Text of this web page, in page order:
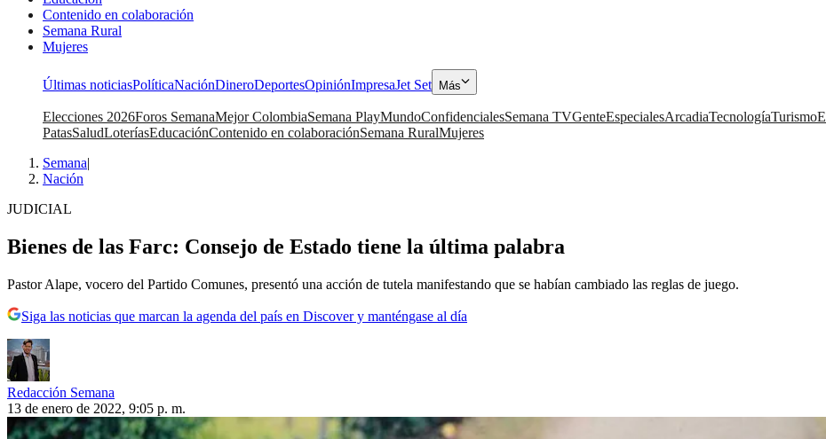
Contenido en colaboración
Semana Rural
Mujeres
Últimas noticiasPolíticaNaciónDineroDeportesOpiniónImpresaJet Set Más
Elecciones 2026Foros SemanaMejor ColombiaSemana PlayMundoConfidencialesSemana TVGenteEspecialesArcadiaTecnologíaTurismo
PatasSaludLoteríasEducaciónContenido en colaboraciónSemana RuralMujeres
Semana|
Nación
JUDICIAL
Bienes de las Farc: Consejo de Estado tiene la última palabra
Pastor Alape, vocero del Partido Comunes, presentó una acción de tutela manifestando que se habían cambiado las reglas de juego.
Siga las noticias que marcan la agenda del país en Discover y manténgase al día
Redacción Semana
13 de enero de 2022, 9:05 p. m.